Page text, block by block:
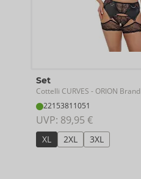
Set
Cottelli CURVES - ORION Brand
22153811051
UVP: 89,95 €
XL 2XL 3XL